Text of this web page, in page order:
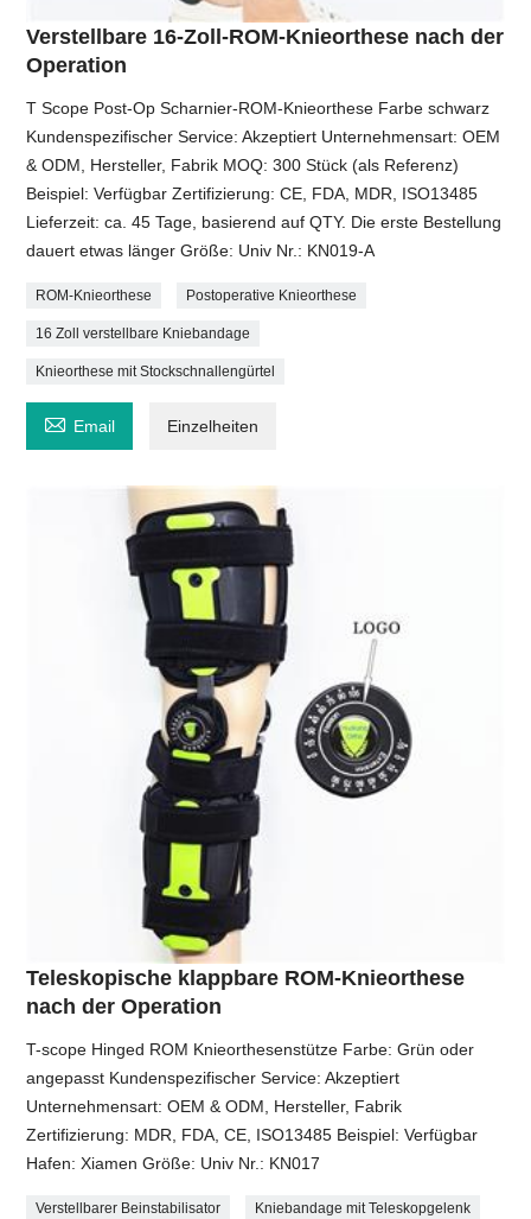
Verstellbare 16-Zoll-ROM-Knieorthese nach der
Operation
T Scope Post-Op Scharnier-ROM-Knieorthese Farbe schwarz
Kundenspezifischer Service: Akzeptiert Unternehmensart: OEM
& ODM, Hersteller, Fabrik MOQ: 300 Stück (als Referenz)
Beispiel: Verfügbar Zertifizierung: CE, FDA, MDR, ISO13485
Lieferzeit: ca. 45 Tage, basierend auf QTY. Die erste Bestellung
dauert etwas länger Größe: Univ Nr.: KN019-A
ROM-Knieorthese Postoperative Knieorthese
16 Zoll verstellbare Kniebandage
Knieorthese mit Stockschnallengürtel
 Email Einzelheiten
Teleskopische klappbare ROM-Knieorthese
nach der Operation
T-scope Hinged ROM Knieorthesenstütze Farbe: Grün oder
angepasst Kundenspezifischer Service: Akzeptiert
Unternehmensart: OEM & ODM, Hersteller, Fabrik
Zertifizierung: MDR, FDA, CE, ISO13485 Beispiel: Verfügbar
Hafen: Xiamen Größe: Univ Nr.: KN017
Verstellbarer Beinstabilisator Kniebandage mit Teleskopgelenk